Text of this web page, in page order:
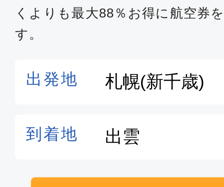
くよりも最大88％お得に航空券
す。